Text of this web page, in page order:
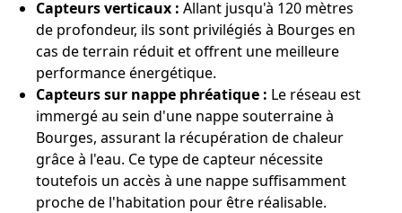
Capteurs verticaux : Allant jusqu'à 120 mètres
de profondeur, ils sont privilégiés à Bourges en
cas de terrain réduit et offrent une meilleure
performance énergétique.
Capteurs sur nappe phréatique : Le réseau est
immergé au sein d'une nappe souterraine à
Bourges, assurant la récupération de chaleur
grâce à l'eau. Ce type de capteur nécessite
toutefois un accès à une nappe suffisamment
proche de l'habitation pour être réalisable.